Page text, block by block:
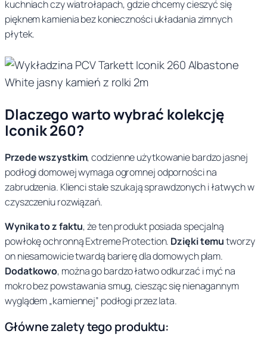
i
a
ł
M
a
m
u
r
2
m
a
:
7
9
z
.
2
,
9
z
.
kuchniach czy wiatrołapach, gdzie chcemy cieszyć się
pięknem kamienia bez konieczności układania zimnych
płytek.
Dlaczego warto wybrać kolekcję
Iconik 260?
Przede wszystkim, codzienne użytkowanie bardzo jasnej
podłogi domowej wymaga ogromnej odporności na
zabrudzenia. Klienci stale szukają sprawdzonych i łatwych w
czyszczeniu rozwiązań.
Wynika to z faktu, że ten produkt posiada specjalną
powłokę ochronną Extreme Protection. Dzięki temutworzy
on niesamowicie twardą barierę dla domowych plam.
Dodatkowo, można go bardzo łatwo odkurzać i myć na
mokro bez powstawania smug, ciesząc się nienagannym
wyglądem „kamiennej” podłogi przez lata.
Główne zalety tego produktu: